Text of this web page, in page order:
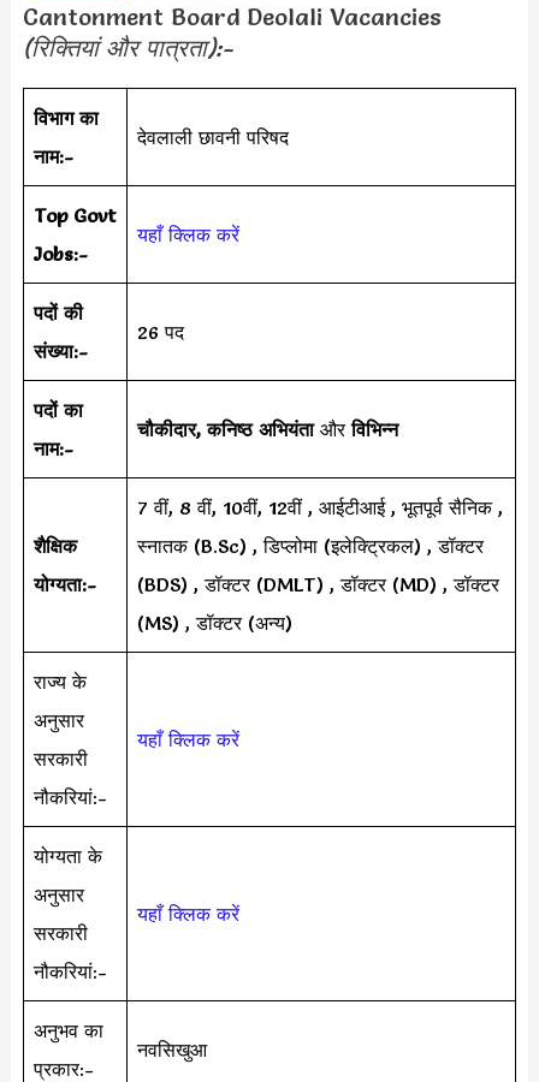
Cantonment Board Deolali Vacancies
(रिक्तियां और पात्रता):-
विभाग का
नाम:-
देवलाली छावनी परिषद
Top Govt
Jobs:-
यहाँ क्लिक करें
पदों की
संख्या:-
26 पद
पदों का
नाम:-
चौकीदार, कनिष्ठ अभियंता औरविभिन्न
शैक्षिक
योग्यता:-
7 वीं, 8 वीं, 10वीं, 12वीं , आईटीआई , भूतपूर्व सैनिक ,
स्नातक (B.Sc) , डिप्लोमा (इलेक्ट्रिकल) , डॉक्टर
(BDS) , डॉक्टर (DMLT) , डॉक्टर (MD) , डॉक्टर
(MS) , डॉक्टर (अन्य)
राज्य के
अनुसार
सरकारी
नौकरियां:-
यहाँ क्लिक करें
योग्यता के
अनुसार
सरकारी
नौकरियां:-
यहाँ क्लिक करें
अनुभव का
प्रकार:-
नवसिखुआ